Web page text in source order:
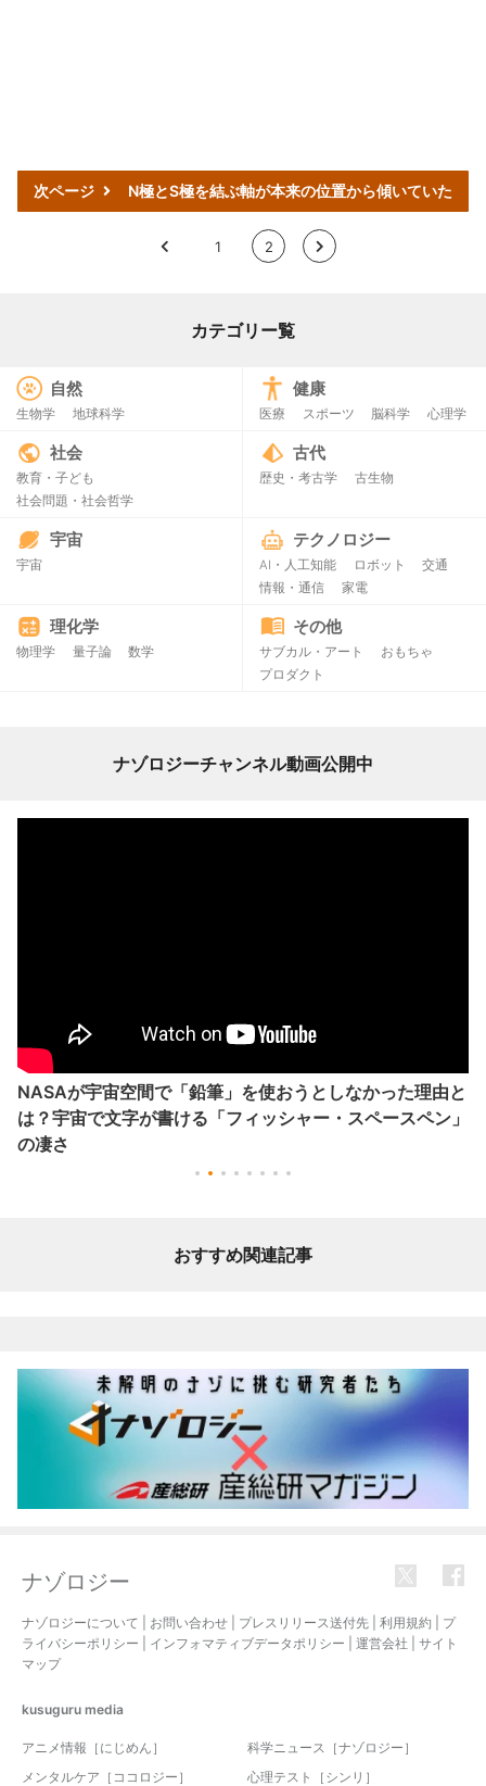
次ページ N極とS極を結ぶ軸が本来の位置から傾いていた
< 1 2 >
カテゴリー覧
自然
生物学 地球科学
健康
医療 スポーツ 脳科学 心理学
社会
教育・子ども
社会問題・社会哲学
古代
歴史・考古学 古生物
宇宙
宇宙
テクノロジー
AI・人工知能 ロボット
交通
情報・通信
家電
理化学
物理学 量子論 数学
その他
サブカル・アート
おもちゃ
プロダクト
ナゾロジーチャンネル動画公開中
NASAが宇宙空間で「鉛筆」を使おうとしなかった理由と
は？宇宙で文字が書ける「フィッシャー・スペースペン」
の凄さ
おすすめ関連記事
ナゾロジー
ナゾロジーについて お問い合わせ プレスリリース送付先 利用規約
プ
ライバシーポリシー
インフォマティブデータポリシー 運営会社
サイト
マップ
kusuguru media
アニメ情報［にじめん］
科学ニュース［ナゾロジー］
メンタルケア［ココロジー］
心理テスト［シンリ］